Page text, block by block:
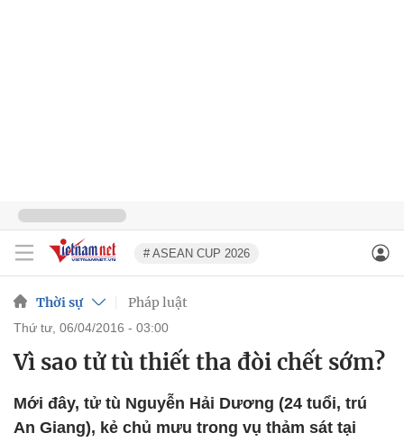
# ASEAN CUP 2026
Thời sự Pháp luật
thứ tư, 06/04/2016 - 03:00
Vì sao tử tù thiết tha đòi chết sớm?
Mới đây, tử tù Nguyễn Hải Dương (24 tuổi, trú
An Giang), kẻ chủ mưu trong vụ thảm sát tại